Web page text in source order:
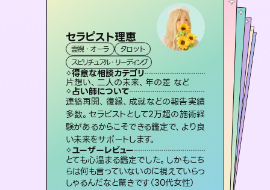
セラピスト理恵
霊視・オーラ
タロット
スピリチュアル・リーディング
得意な相談カテゴリ
片想い、二人の未来、年の差 など
占い師について
連絡再開、復縁、成就などの報告実績
多数。セラピストとして2万超の施術経
験があるからこそできる鑑定で、より良
い未来をサポートします。
ユーザーレビュー
とても心温まる鑑定でした。しかもこち
らは何も言っていないのに視えていらっ
しゃるんだなと驚きです（30代女性）
桃源珠羽（とうげんみう）
霊視・オーラ タロット
スピリチュアル・リーディング
得意な相談カテゴリ
片想い、あの人の気持ち、復縁 など
占い師について
恋愛のお悩みの中でも特に「曖昧な関
係」の相談を得意としており、友達以上
恋人未満なお相手との今後や本音を丁
寧に読み解き恋愛成就へと導きます。
ユーザーレビュー
鑑定していただいてアドバイス通りに行
動すると仲が復活してきました。ありが
とうございました（40代 女性）
彗望（すいぼう
霊視・オーラ
スピリチュアル・リーディング
得意な相談カテゴリ
片想い、あの人の気持ち、復縁 など
占い師について
3,700年以上の歴史を持つ東洋最古の
占術「易占」で詳細まで占い、幸せへ向
かう道筋を示します。厳しい結果にも具
体的な対策をお伝えします。
ユーザーレビュー
複雑な背景もしっかり聞いて鑑定して
いただけました。気持ちが楽になりまし
た（50代 女性）
アイリス -iris-
西洋占星術
ルーン
得意な相談カテゴリ
恋愛総合、片想い、二人の未来 など
占い師について
復縁、恋愛、不倫の行方、同性愛や片思い、仕事関係や借金問題まで知りたいことや心の負担になっていることを紐解き、背中をそっと押して導きます。
ユーザーレビュー
安心感のあり、言い切ってくれる所や濁
さない鑑定のおかげで、毎回自分の気
持ちを整えられます（30代 男性）
おう 霊感オラクル
霊視・オーラ
オラクルカード
得意な相談カテゴリ
恋愛総合、あの人の気持ち など
占い師について
霊視×オラクルカードを使って「今」と
「未来」そして「気になるあの人の気持
ち」まで丁寧に読み解き、恋や人生のヒ
ントを優しく引き出します。
ユーザーレビュー
不安な気持ちが嘘みたいに晴れまし
た…！よく視えていらっしゃるんだなと
感じました（40代 女性）
未来視師＊花
霊視・オーラ 心理学
スピリチュアル・リーディング
得意な相談カテゴリ
出逢い、片想い、復縁 など
占い師について
未来には何パターンもの選択肢があり
ます。不安で視えにくくなっているあな
たの素敵な未来を見つけ、その未来を
選択できるようアドバイスします。
ユーザーレビュー
職場の人の性質や人間関係、本心など
本当によく視えていてびっくり。対策が
打てて前向きになれます（40代）